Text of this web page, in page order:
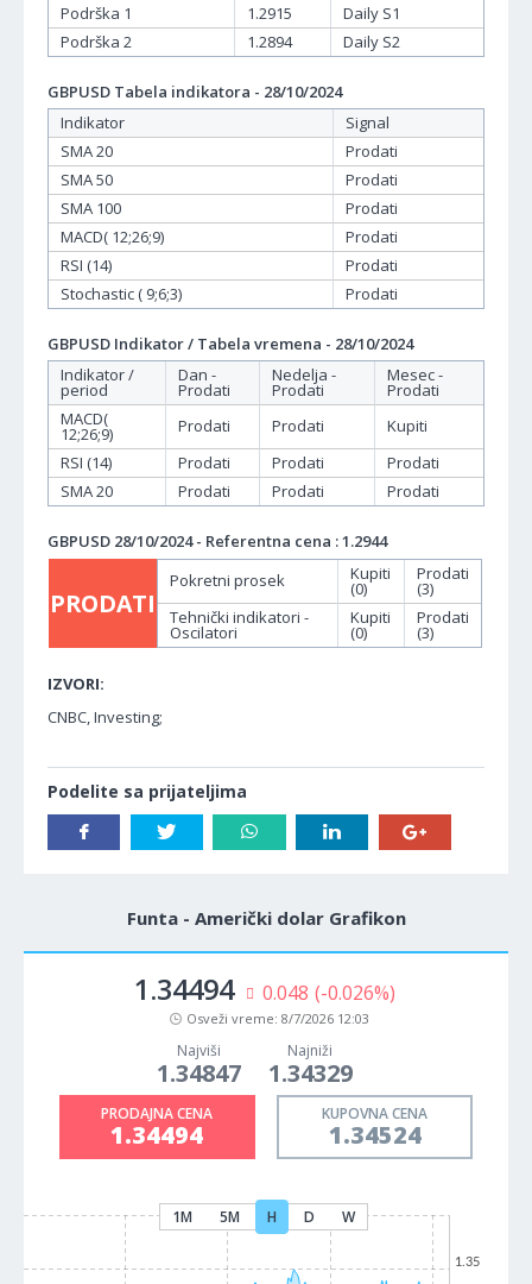
Podrška 1
1.2915
Daily S1
Podrška 2
1.2894 Daily S2
GBPUSD Tabela indikatora - 28/10/2024
Indikator
Signal
SMA 20
Prodati
SMA 50
Prodati
SMA 100
Prodati
MACD( 12;26;9)
Prodati
RSI (14)
Prodati
Stochastic ( 9;6;3)
Prodati
GBPUSD Indikator / Tabela vremena - 28/10/2024
Indikator /
period
Dan -
Prodati
Nedelja -
Prodati
Mesec -
Prodati
MACD(
12;26;9) Prodati Prodati
Kupiti
RSI (14)
Prodati Prodati
Prodati
SMA 20
Prodati Prodati Prodati
GBPUSD 28/10/2024 - Referentna cena : 1.2944
PRODATI
Pokretni prosek Kupiti
(0)
Prodati
(3)
Tehnički indikatori -
Oscilatori
Kupiti
(0)
Prodati
(3)
IZVORI:
CNBC, Investing;
Podelite sa prijateljima
Funta - Američki dolar Grafikon
1.34494 0.048 (-0.026%)
Osveži vreme: 8/7/2026 12:03
Najviši
1.34847
Najniži
1.34329
PRODAJNA CENA
1.34494
KUPOVNA CENA
1.34524
1M 5M H D W
1.35